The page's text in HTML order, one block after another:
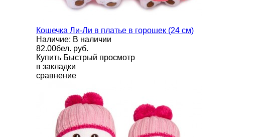
Кошечка Ли-Ли в платье в горошек (24 см)
Наличие: В наличии
82.00бел. руб.
Купить Быстрый просмотр
в закладки
сравнение